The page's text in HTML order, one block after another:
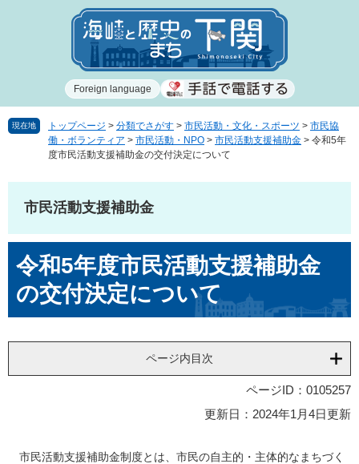
で
ば
Foreign language
現在地 トップページ > 分類でさがす > 市民活動・文化・スポーツ > 市民協
働・ボランティア > 市民活動・NPO > 市民活動支援補助金 > 令和5年
度市民活動支援補助金の交付決定について
市民活動支援補助金
文令和5年度市民活動支援補助金
の交付決定について
ページ内目次
ページID：0105257
更新日：2024年1月4日更新
市民活動支援補助金制度とは、市民の自主的・主体的なまちづく